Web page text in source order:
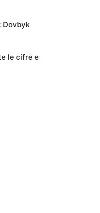
Dovbyk
le cifre e